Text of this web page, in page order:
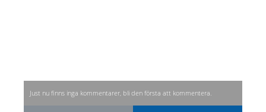
Just nu finns inga kommentarer, bli den första att kommentera.